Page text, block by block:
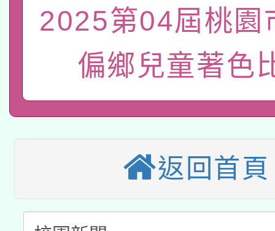
薪期間赴陸應申請許可
轉知經濟部水利署委託
業技術研究院辦理「
用水績優單位及節水達
115年8月22日(星期六
本校115學年度第2次
招甄選結果公告(無人
適應運動共學行動站研
本館辦理115年度閱讀
暨閱讀推動專業研習
科技賦能─人工智慧
2025第04屆桃園
偏鄉兒童著色
返回首頁